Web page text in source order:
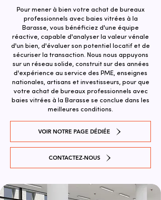
Pour mener à bien votre achat de bureaux
professionnels avec baies vitrées à la
Barasse, vous bénéficiez d'une équipe
réactive, capable d'analyser la valeur vénale
d'un bien, d'évaluer son potentiel locatif et de
sécuriser la transaction. ​Nous nous appuyons
sur un réseau solide, construit sur des années
d'expérience au service des PME, enseignes
nationales, artisans et investisseurs, pour que
votre achat de bureaux professionnels avec
baies vitrées à la Barasse se conclue dans les
meilleures conditions.
VOIR NOTRE PAGE DÉDIÉE
CONTACTEZ-NOUS